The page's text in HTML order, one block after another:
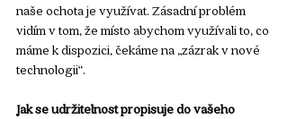
naše ochota je využívat. Zásadní problém
vidím v tom, že místo abychom využívali to, co
máme k dispozici, čekáme na „zázrak v nové
technologii“.
Jak se udržitelnost propisuje do vašeho